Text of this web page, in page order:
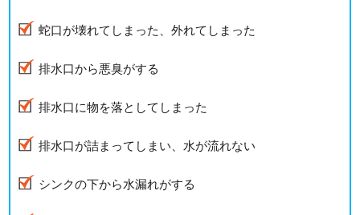
蛇口が壊れてしまった、外れてしまった
排水口から悪臭がする
排水口に物を落としてしまった
排水口が詰まってしまい、水が流れない
シンクの下から水漏れがする